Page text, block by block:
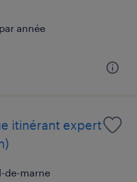
année
itinérant expert
de-marne